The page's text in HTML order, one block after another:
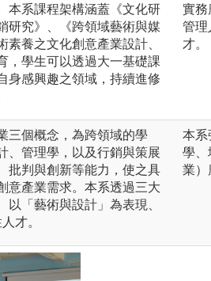
本系課程架構涵蓋《文化研
研究》、《跨領域藝術與媒
養之文化創意產業設計、
，學生可以透過大一基礎課
身感興趣之領域，持續進修
實務
管理
才。
三個概念，為跨領域的學
、管理學，以及行銷與策展
批判與創新等能力，使之具
意產業需求。本系透過三大
「藝術與設計」為表現、
才。
本系
學、
業）